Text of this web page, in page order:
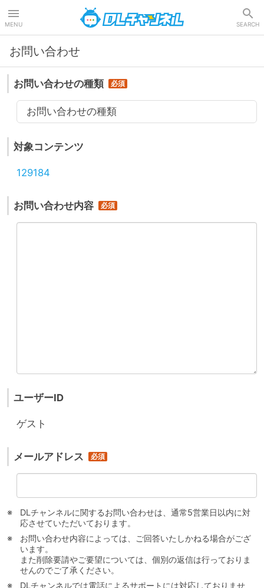
MENU SEARCH
お問い合わせ
お問い合わせの種類
お問い合わせの種類
対象コンテンツ
129184
お問い合わせ内容
ユーザーID
ゲスト
メールアドレス
DLチャンネルに関するお問い合わせは、通常5営業日以内に対
応させていただいております。
お問い合わせ内容によっては、ご回答いたしかねる場合がござ
います。
また削除要請やご要望については、個別の返信は行っておりま
せんのでご了承ください。
DLチャンネルでは電話によるサポートには対応しておりませ